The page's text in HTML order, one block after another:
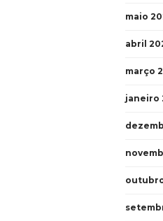
maio
abril
março
janeiro